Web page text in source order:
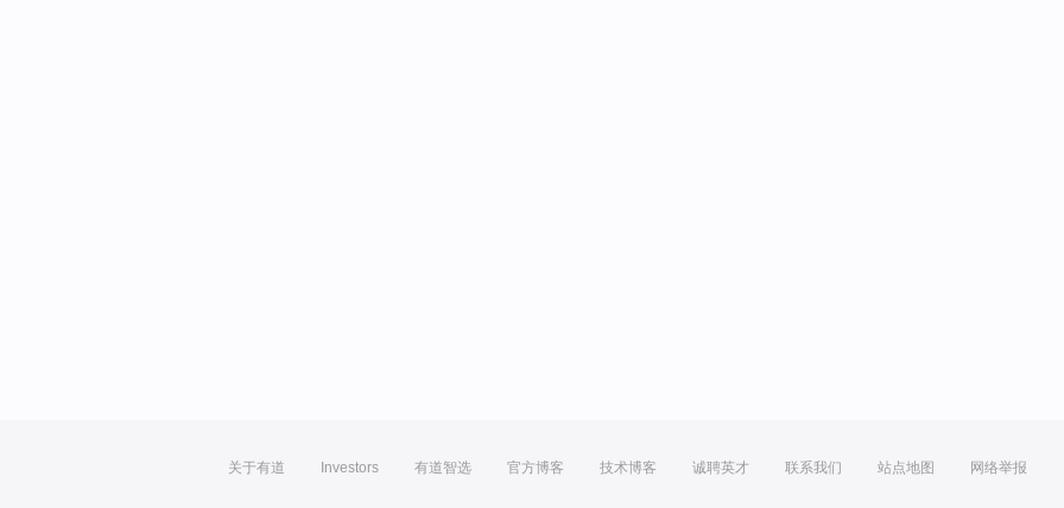
关于有道 Investors 有道智选 官方博客 技术博客 诚聘英才 联系我们 站点地图 网络举报